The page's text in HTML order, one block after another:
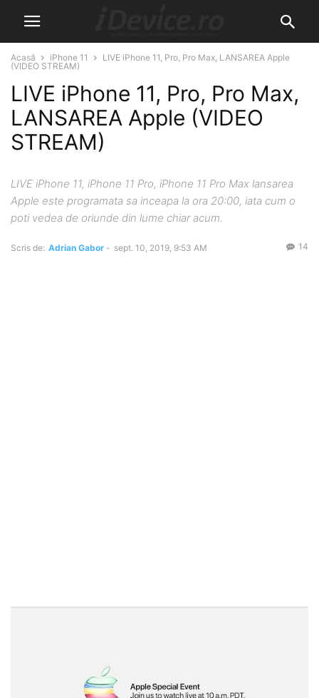
Acasă iPhone 11
LIVE iPhone 11, Pro, Pro Max, LANSAREA Apple
(VIDEO STREAM)
LIVE iPhone 11, Pro, Pro Max,
LANSAREA Apple (VIDEO
STREAM)
LIVE iPhone 11, iPhone 11 Pro, iPhone 11 Pro Max lansarea
Apple este programata sa inceapa la ora 20:00, iata cum o
poti vedea de oriunde din lume chiar acum.
Scris de: Adrian Gabor - sept. 10, 2019, 9:53 AM 14